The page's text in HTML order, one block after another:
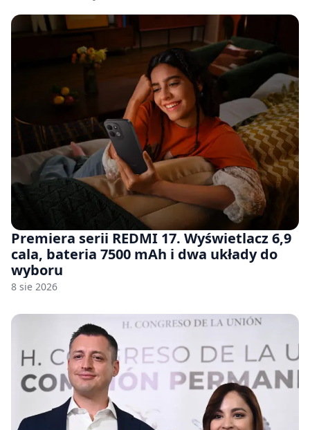
Premiera serii REDMI 17. Wyświetlacz 6,9
cala, bateria 7500 mAh i dwa układy do
wyboru
8 sie 2026